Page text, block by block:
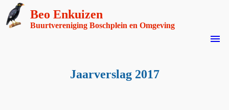
Beo Enkuizen
Buurtvereniging Boschplein en Omgeving
menu
Jaarverslag 2017